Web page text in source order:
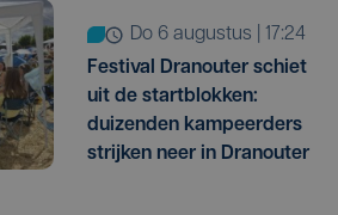
do 6 augustus | 17:24
Festival Dranouter schiet
uit de startblokken:
duizenden kampeerders
strijken neer in Dranouter